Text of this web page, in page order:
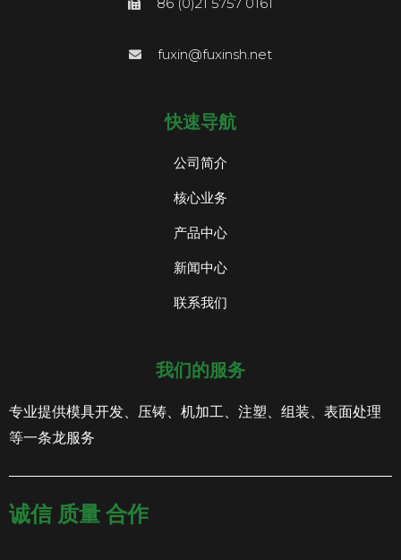
fuxin@fuxinsh.net
快速导航
公司简介
核心业务
产品中心
新闻中心
联系我们
我们的服务
专业提供模具开发、压铸、机加工、注塑、组装、表面处理
等一条龙服务
诚信 质量 合作